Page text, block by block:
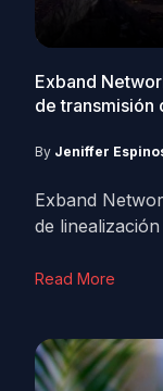
Exband
de transmisión
By Jeniffer
Exband
de
Read More